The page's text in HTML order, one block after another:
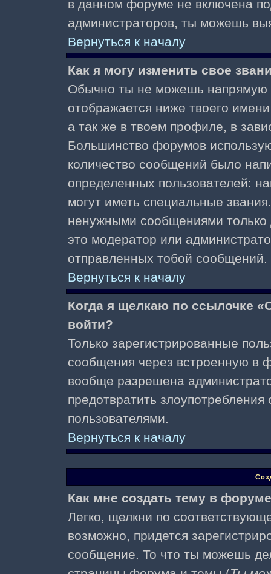
в данном форуме не включена
администраторов, ты можешь
Вернуться к началу
Как я могу изменить свое
Обычно ты не можешь напрямую
отображается ниже твоего
а так же в твоем профиле, в
Большинство форумов
количество сообщений было
определенных пользователей:
могут иметь специальные
ненужными сообщениями только
это модератор или
отправленных тобой сообщений.
Вернуться к началу
Когда я щелкаю по ссылочке
войти?
Только зарегистрированные
сообщения через встроенную в
вообще разрешена
предотвратить
пользователями.
Вернуться к началу
Как мне создать тему в
Легко, щелкни по
возможно, придется
сообщение. То что ты можешь